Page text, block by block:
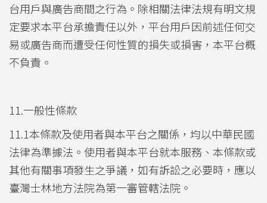
台用戶與廣告商間之行為。除相關法律法規有明文規
定要求本平台承擔責任以外，平台用戶因前述任何交
易或廣告商而遭受任何性質的損失或損害，本平台概
不負責。
11.一般性條款
11.1本條款及使用者與本平台之關係，均以中華民國
法律為準據法。使用者與本平台就本服務、本條款或
其他有關事項發生之爭議，如有訴訟之必要時，應以
臺灣士林地方法院為第一審管轄法院。